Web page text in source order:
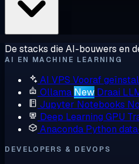
De stacks die AI-bouwers en
AI EN MACHINE LEARNING
AI VPS Vooraf
Ollama New Draai
Jupyter Notebooks
Deep Learning GPU
Anaconda Python
DEVELOPERS & DEVOPS